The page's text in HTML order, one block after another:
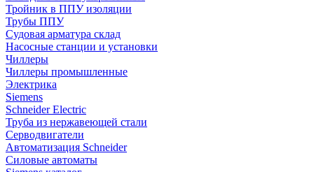
Тройник в ППУ изоляции
Трубы ППУ
Судовая арматура склад
Насосные станции и установки
Чиллеры
Чиллеры промышленные
Электрика
Siemens
Schneider Electric
Труба из нержавеющей стали
Серводвигатели
Автоматизация Schneider
Силовые автоматы